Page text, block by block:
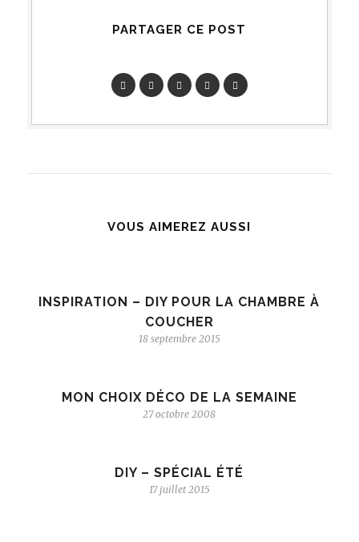
PARTAGER CE POST
VOUS AIMEREZ AUSSI
INSPIRATION – DIY POUR LA CHAMBRE À
COUCHER
18 septembre 2015
MON CHOIX DÉCO DE LA SEMAINE
27 octobre 2008
DIY – SPÉCIAL ÉTÉ
17 juillet 2015